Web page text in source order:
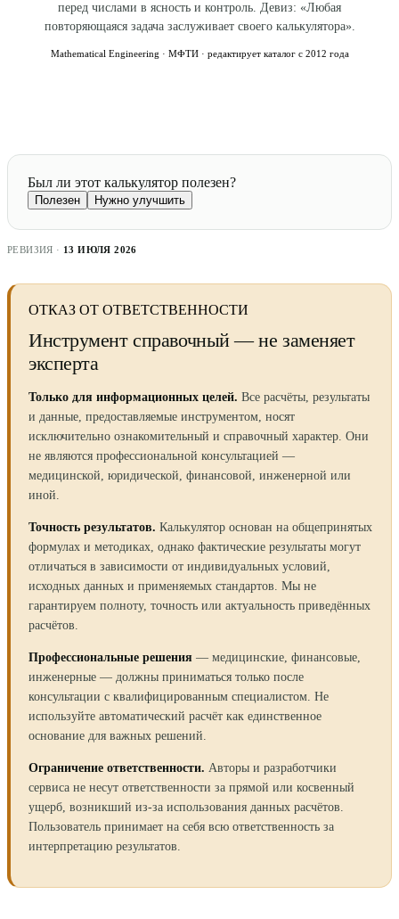
перед числами в ясность и контроль. Девиз: «Любая
повторяющаяся задача заслуживает своего калькулятора».
Mathematical Engineering · МФТИ · редактирует каталог с 2012 года
Был ли этот калькулятор полезен?
Полезен Нужно улучшить
РЕВИЗИЯ · 13 ИЮЛЯ 2026
ОТКАЗ ОТ ОТВЕТСТВЕННОСТИ
Инструмент справочный — не заменяет
эксперта
Только для информационных целей. Все расчёты, результаты
и данные, предоставляемые инструментом, носят
исключительно ознакомительный и справочный характер. Они
не являются профессиональной консультацией —
медицинской, юридической, финансовой, инженерной или
иной.
Точность результатов. Калькулятор основан на общепринятых
формулах и методиках, однако фактические результаты могут
отличаться в зависимости от индивидуальных условий,
исходных данных и применяемых стандартов. Мы не
гарантируем полноту, точность или актуальность приведённых
расчётов.
Профессиональные решения — медицинские, финансовые,
инженерные — должны приниматься только после
консультации с квалифицированным специалистом. Не
используйте автоматический расчёт как единственное
основание для важных решений.
Ограничение ответственности. Авторы и разработчики
сервиса не несут ответственности за прямой или косвенный
ущерб, возникший из-за использования данных расчётов.
Пользователь принимает на себя всю ответственность за
интерпретацию результатов.